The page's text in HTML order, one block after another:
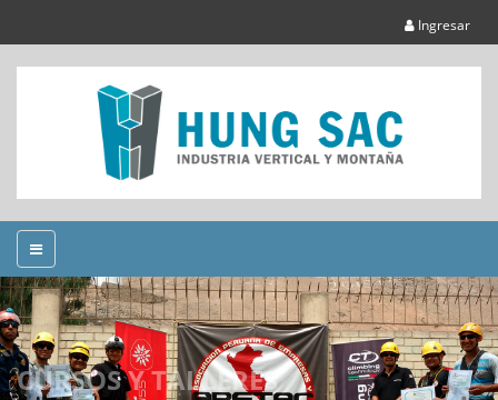
Ingresar
CURSOS Y TALLERES